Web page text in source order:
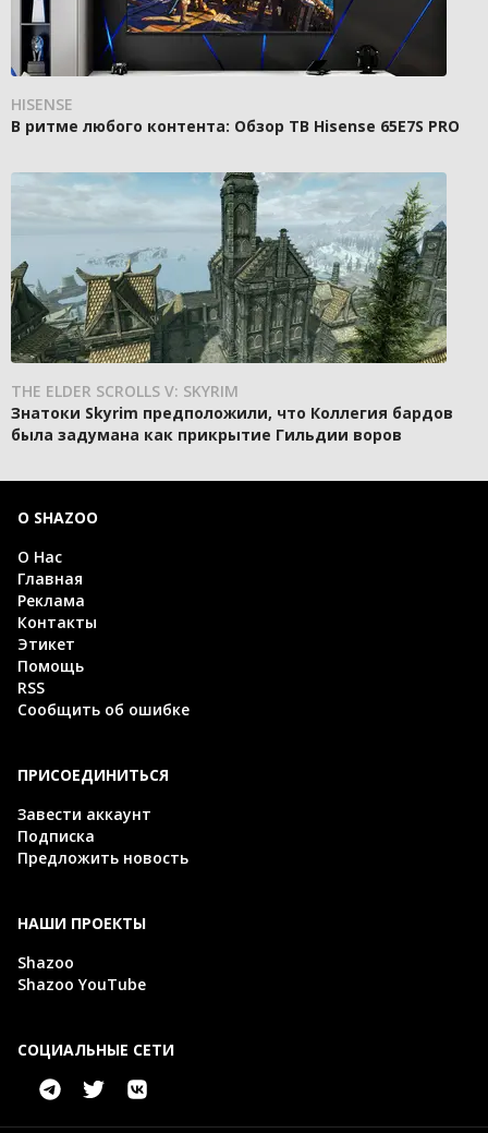
HISENSE
В ритме любого контента: Обзор ТВ Hisense 65E7S PRO
THE ELDER SCROLLS V: SKYRIM
Знатоки Skyrim предположили, что Коллегия бардов
была задумана как прикрытие Гильдии воров
О SHAZOO
О Нас
Главная
Реклама
Контакты
Этикет
Помощь
RSS
Сообщить об ошибке
ПРИСОЕДИНИТЬСЯ
Завести аккаунт
Подписка
Предложить новость
НАШИ ПРОЕКТЫ
Shazoo
Shazoo YouTube
СОЦИАЛЬНЫЕ СЕТИ